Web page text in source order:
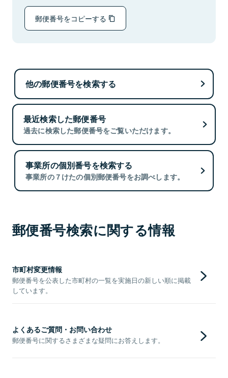
郵便番号をコピーする
他の郵便番号を検索する
最近検索した郵便番号
過去に検索した郵便番号をご覧いただけます。
事業所の個別番号を検索する
事業所の７けたの個別郵便番号をお調べします。
郵便番号検索に関する情報
市町村変更情報
郵便番号を公表した市町村の一覧を実施日の新しい順に掲載
しています。
よくあるご質問・お問い合わせ
郵便番号に関するさまざまな疑問にお答えします。